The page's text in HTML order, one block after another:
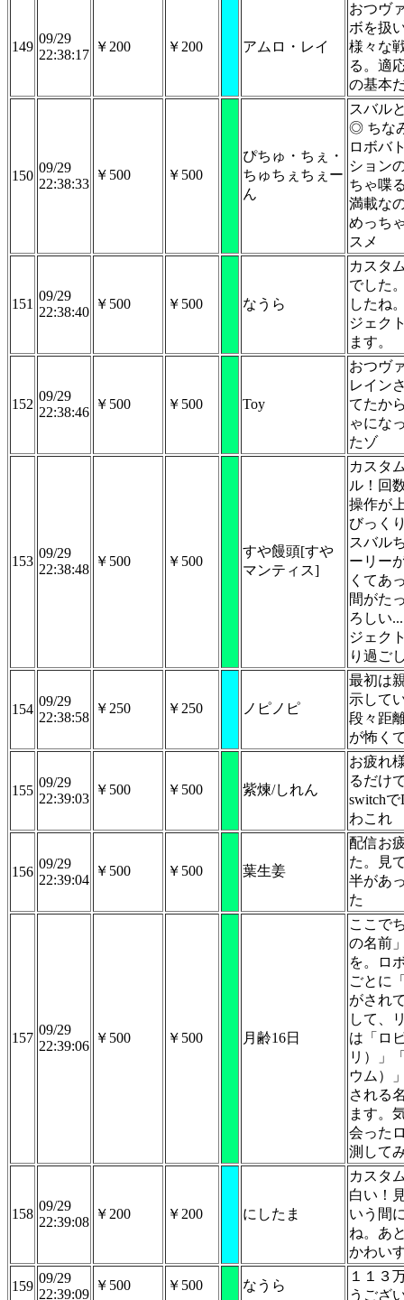
149
09/29
22:38:17
￥200 ￥200 アムロ・レイ
おつヴ
ボを扱
様々な
る。適
の基本
150
09/29
22:38:33
￥500 ￥500
ぴちゅ・ちぇ・
ちゅちぇちぇー
ん
スバル
◎ ちな
ロボバ
ション
ちゃ喋
満載な
めっち
スメ
151
09/29
22:38:40
￥500 ￥500 なうら
カスタ
でした
したね
ジェク
ます。
152
09/29
22:38:46
￥500 ￥500 Toy
おつヴ
レイン
てたか
ゃにな
たゾ
153
09/29
22:38:48
￥500 ￥500
すや饅頭[すや
マンティス]
カスタ
ル！回
操作が
びっく
スバル
ーリー
くてあ
間がた
ろしい
ジェク
り過ご
154
09/29
22:38:58
￥250 ￥250 ノピノピ
最初は
示して
段々距
が怖く
155
09/29
22:39:03
￥500 ￥500 紫煉/しれん
お疲れ
るだけ
switch
わこれ
156
09/29
22:39:04
￥500 ￥500 葉生姜
配信お
た。見
半があ
た
157
09/29
22:39:06
￥500 ￥500 月齢16日
ここで
の名前
を。ロ
ごとに
がされ
して、
は「ロ
リ）」
ウム）
される
ます。
会った
測して
158
09/29
22:39:08
￥200 ￥200 にしたま
カスタ
白い！
いう間
ね。あ
かわい
159
09/29
22:39:09
￥500 ￥500 なうら
１１３
うござ